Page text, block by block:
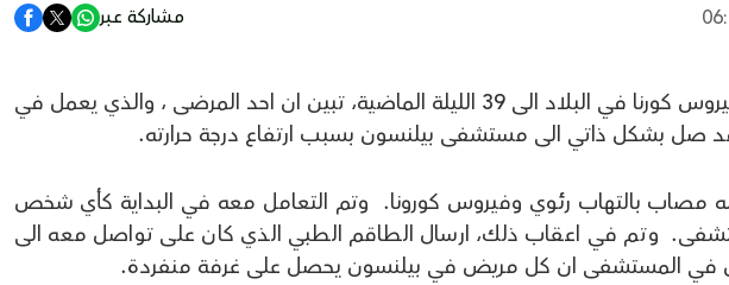
مشاركة عبر
مع ارتفاع عدد مصابي فيروس كورنا في البلاد الى 39 الليلة الماضية، تبين ان احد المرضى ، والذي يعمل في
صل بشكل ذاتي الى مستشفى بيلنسون بسبب ارتفاع درجة حرارته.
مصاب بالتهاب رئوي وفيروس كورونا. وتم التعامل معه في البداية كأي شخص
وتم في اعقاب ذلك، ارسال الطاقم الطبي الذي كان على تواصل معه الى
في المستشفى ان كل مريض في بيلنسون يحصل على غرفة منفردة.